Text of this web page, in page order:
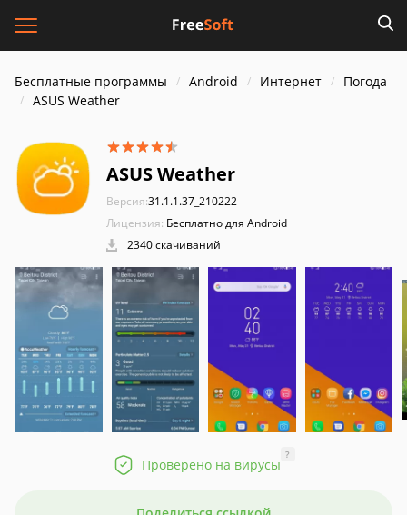
Бесплатные программы Android Интернет
Погода
ASUS Weather
ASUS Weather
Версия:31.1.1.37_210222
Лицензия: Бесплатно для Android
2340 скачиваний
Проверено на вирусы
?